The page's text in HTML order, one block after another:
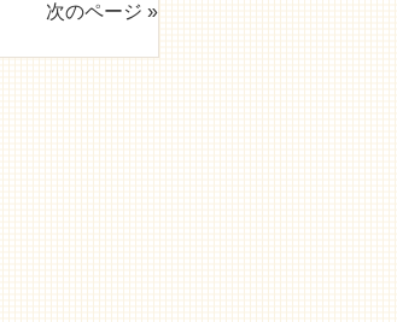
次のページ »